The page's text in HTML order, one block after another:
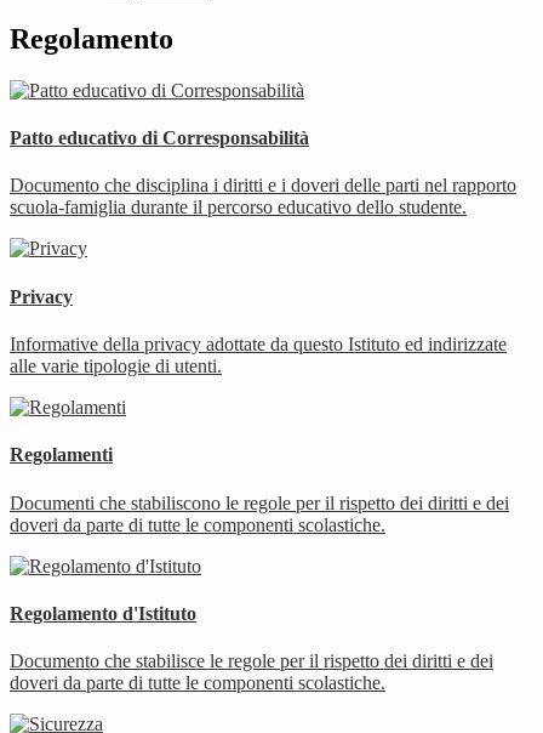
Regolamento
Patto educativo di Corresponsabilità
Documento che disciplina i diritti e i doveri delle parti nel rapporto
scuola-famiglia durante il percorso educativo dello studente.
Privacy
Informative della privacy adottate da questo Istituto ed indirizzate
alle varie tipologie di utenti.
Regolamenti
Documenti che stabiliscono le regole per il rispetto dei diritti e dei
doveri da parte di tutte le componenti scolastiche.
Regolamento d'Istituto
Documento che stabilisce le regole per il rispetto dei diritti e dei
doveri da parte di tutte le componenti scolastiche.